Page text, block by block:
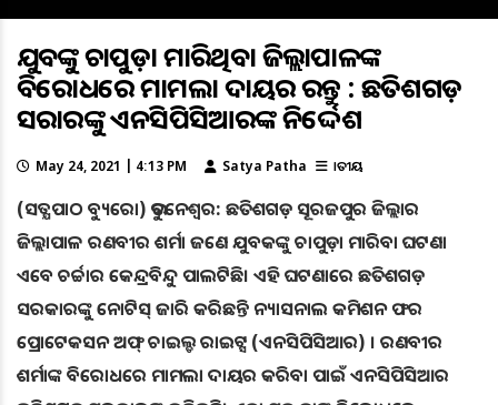
ଯୁବକଙ୍କୁ ଚାପୁଡ଼ା ମାରିଥିବା ଜିଲ୍ଲାପାଳଙ୍କ
ବିରୋଧରେ ମାମଲା ଦାୟର କରନ୍ତୁ : ଛତିଶଗଡ଼
ସରକାରଙ୍କୁ ଏନସିପିସିଆରଙ୍କ ନିର୍ଦ୍ଦେଶ
May 24, 2021 | 4:13 PM Satya Patha ଜାତୀୟ
(ସତ୍ଯପାଠ ବ୍ୟୁରୋ) ଭୁବନେଶ୍ବର: ଛତିଶଗଡ଼ ସୂରଜପୁର ଜିଲ୍ଲାର
ଜିଲ୍ଲାପାଳ ରଣବୀର ଶର୍ମା ଜଣେ ଯୁବକଙ୍କୁ ଚାପୁଡ଼ା ମାରିବା ଘଟଣା
ଏବେ ଚର୍ଚ୍ଚାର କେନ୍ଦ୍ରବିନ୍ଦୁ ପାଲଟିଛି। ଏହି ଘଟଣାରେ ଛତିଶଗଡ଼
ସରକାରଙ୍କୁ ନୋଟିସ୍ ଜାରି କରିଛନ୍ତି ନ୍ୟାସନାଲ କମିଶନ ଫର
ପ୍ରୋଟେକସନ ଅଫ୍ ଚାଇଲ୍ଡ ରାଇଟ୍ସ (ଏନସିପିସିଆର) । ରଣବୀର
ଶର୍ମାଙ୍କ ବିରୋଧରେ ମାମଲା ଦାୟର କରିବା ପାଇଁ ଏନସିପିସିଆର